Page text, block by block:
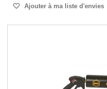
Ajouter à ma liste d'envies